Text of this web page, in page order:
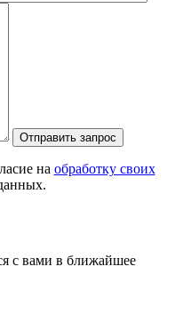
на обработку своих
с вами в ближайшее